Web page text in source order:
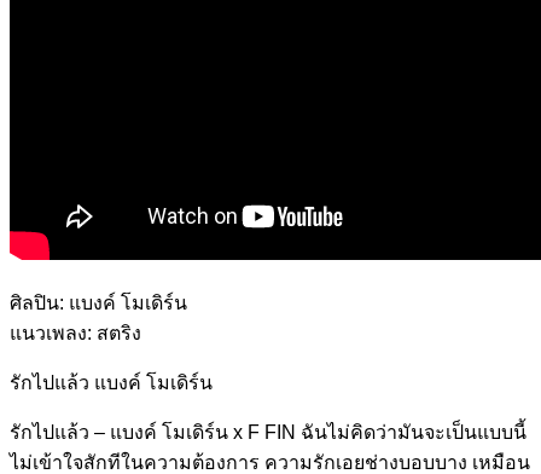
ศิลปิน: แบงค์ โมเดิร์น
แนวเพลง: สตริง
รักไปแล้ว แบงค์ โมเดิร์น
รักไปแล้ว – แบงค์ โมเดิร์น x F FIN ฉันไม่คิดว่ามันจะเป็นแบบนี้
ไม่เข้าใจสักทีในความต้องการ ความรักเอยช่างบอบบาง เหมือน